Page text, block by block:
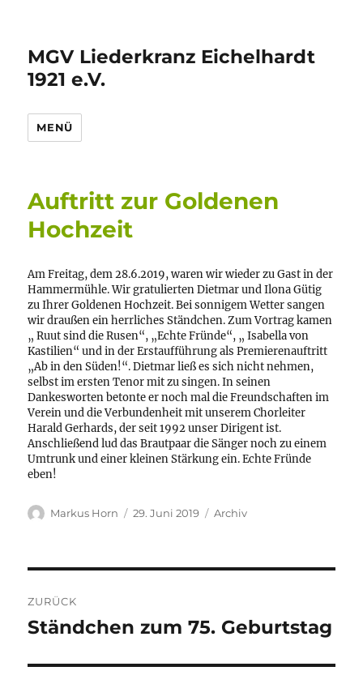
MGV Liederkranz Eichelhardt
1921 e.V.
MENÜ
Auftritt zur Goldenen
Hochzeit
Am Freitag, dem 28.6.2019, waren wir wieder zu Gast in der
Hammermühle. Wir gratulierten Dietmar und Ilona Gütig
zu Ihrer Goldenen Hochzeit. Bei sonnigem Wetter sangen
wir draußen ein herrliches Ständchen. Zum Vortrag kamen
„ Ruut sind die Rusen“, „Echte Fründe“, „ Isabella von
Kastilien“ und in der Erstaufführung als Premierenauftritt
„Ab in den Süden!“. Dietmar ließ es sich nicht nehmen,
selbst im ersten Tenor mit zu singen. In seinen
Dankesworten betonte er noch mal die Freundschaften im
Verein und die Verbundenheit mit unserem Chorleiter
Harald Gerhards, der seit 1992 unser Dirigent ist.
Anschließend lud das Brautpaar die Sänger noch zu einem
Umtrunk und einer kleinen Stärkung ein. Echte Fründe
eben!
Autor
Markus Horn
Veröffentlicht
29. Juni 2019 Kategorien
Archiv
ZURÜCK
Vorheriger
Ständchen zum 75. Geburtstag